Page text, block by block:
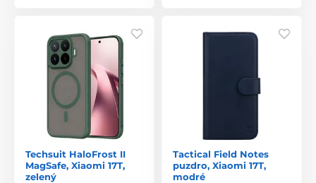
Techsuit HaloFrost II
MagSafe, Xiaomi 17T,
zelený
Tactical Field Notes
puzdro, Xiaomi 17T,
modré